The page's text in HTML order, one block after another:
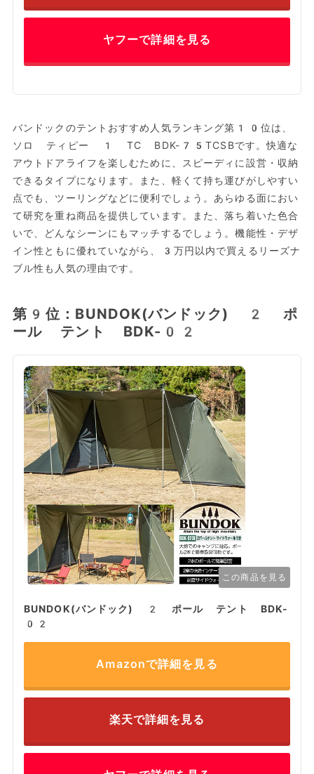
ヤフーで詳細を見る
バンドックのテントおすすめ人気ランキング第10位は、
ソロ ティピー 1 TC BDK-75TCSBです。快適な
アウトドアライフを楽しむために、スピーディに設営・収納
できるタイプになります。また、軽くて持ち運びがしやすい
点でも、ツーリングなどに便利でしょう。あらゆる面におい
て研究を重ね商品を提供しています。また、落ち着いた色合
いで、どんなシーンにもマッチするでしょう。機能性・デザ
イン性ともに優れていながら、3万円以内で買えるリーズナ
ブル性も人気の理由です。
第9位：BUNDOK(バンドック) 2 ポ
ール テント BDK-02
この商品を見る
BUNDOK(バンドック) 2 ポール テント BDK-
02
Amazonで詳細を見る
楽天で詳細を見る